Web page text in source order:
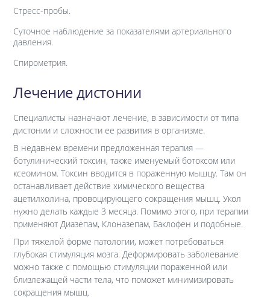
Стресс-пробы.
Суточное наблюдение за показателями артериального
давления.
Спирометрия.
Лечение дистонии
Специалисты назначают лечение, в зависимости от типа
дистонии и сложности ее развития в организме.
В недавнем времени предложенная терапия —
ботулинический токсин, также именуемый ботоксом или
ксеомином. Токсин вводится в пораженную мышцу. Там он
останавливает действие химического вещества
ацетилхолина, провоцирующего сокращения мышц. Укол
нужно делать каждые 3 месяца. Помимо этого, при терапии
применяют Диазепам, Клоназепам, Баклофен и подобные.
При тяжелой форме патологии, может потребоваться
глубокая стимуляция мозга. Деформировать заболевание
можно также с помощью стимуляции пораженной или
близлежащей части тела, что поможет минимизировать
сокращения мышц.